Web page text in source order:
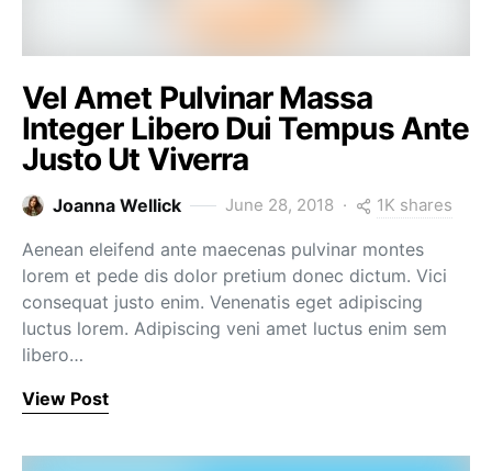
Vel Amet Pulvinar Massa
Integer Libero Dui Tempus Ante
Justo Ut Viverra
Joanna Wellick June 28, 2018 1K shares
Aenean eleifend ante maecenas pulvinar montes
lorem et pede dis dolor pretium donec dictum. Vici
consequat justo enim. Venenatis eget adipiscing
luctus lorem. Adipiscing veni amet luctus enim sem
libero…
View Post